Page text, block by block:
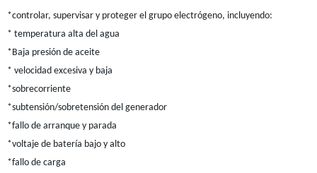
*controlar, supervisar y proteger el grupo electrógeno, incluyendo:
* temperatura alta del agua
*Baja presión de aceite
* velocidad excesiva y baja
*sobrecorriente
*subtensión/sobretensión del generador
*fallo de arranque y parada
*voltaje de batería bajo y alto
*fallo de carga